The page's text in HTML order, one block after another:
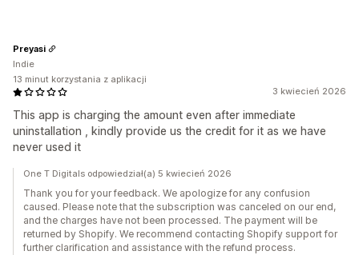
3 kwiecień 2026
This app is charging the amount even after immediate
uninstallation , kindly provide us the credit for it as we have
never used it
Preyasi
Indie
13 minut korzystania z aplikacji
One T Digitals odpowiedział(a) 5 kwiecień 2026
Thank you for your feedback. We apologize for any confusion
caused. Please note that the subscription was canceled on our end,
and the charges have not been processed. The payment will be
returned by Shopify. We recommend contacting Shopify support for
further clarification and assistance with the refund process.